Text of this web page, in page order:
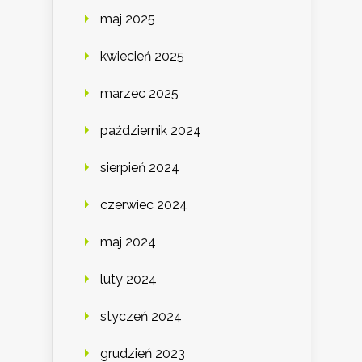
maj 2025
kwiecień 2025
marzec 2025
październik 2024
sierpień 2024
czerwiec 2024
maj 2024
luty 2024
styczeń 2024
grudzień 2023